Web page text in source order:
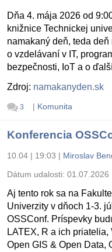
Dňa 4. mája 2026 od
knižnice Technickej
namakaný deň, teda
o vzdelávaní v IT,
bezpečnosti, IoT a o
Zdroj: namakanyden.sk
3 | Komunita
Konferencia
10.04 | 19:03 | Miroslav
Dátum udalosti: 01.07.2026
Aj tento rok sa na
Univerzity v dňoch 1-3.
OSSConf. Príspevky
LATEX, R a ich
Open GIS & Open Data,